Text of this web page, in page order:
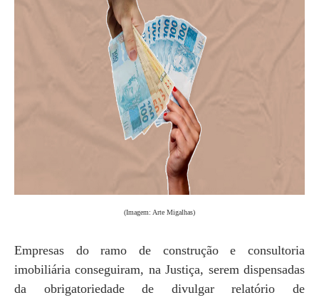
(Imagem: Arte Migalhas)
Empresas do ramo de construção e consultoria
imobiliária conseguiram, na Justiça, serem dispensadas
da obrigatoriedade de divulgar relatório de